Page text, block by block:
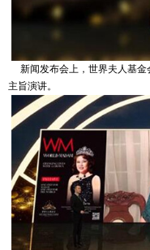
新闻发布会上，世界夫人基金
主旨演讲。